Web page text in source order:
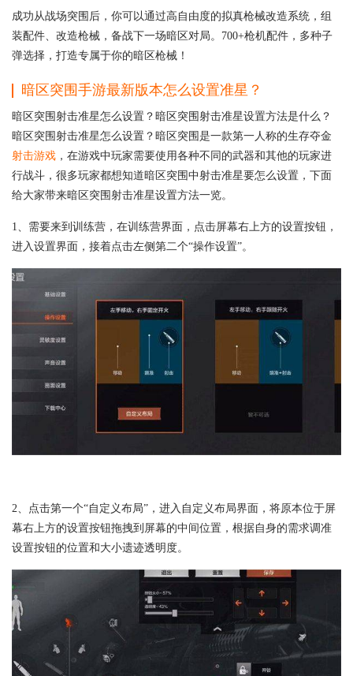
成功从战场突围后，你可以通过高自由度的拟真枪械改造系统，组
装配件、改造枪械，备战下一场暗区对局。700+枪机配件，多种子
弹选择，打造专属于你的暗区枪械！
暗区突围手游最新版本怎么设置准星？
暗区突围射击准星怎么设置？暗区突围射击准星设置方法是什么？
暗区突围射击准星怎么设置？暗区突围是一款第一人称的生存夺金
射击游戏 ，在游戏中玩家需要使用各种不同的武器和其他的玩家进
行战斗，很多玩家都想知道暗区突围中射击准星要怎么设置，下面
给大家带来暗区突围射击准星设置方法一览。
1、需要来到训练营，在训练营界面，点击屏幕右上方的设置按钮，
进入设置界面，接着点击左侧第二个“操作设置”。
2、点击第一个“自定义布局”，进入自定义布局界面，将原本位于屏
幕右上方的设置按钮拖拽到屏幕的中间位置，根据自身的需求调准
设置按钮的位置和大小遗迹透明度。